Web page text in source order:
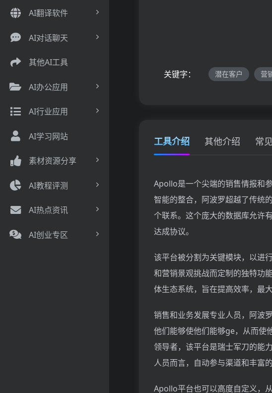
AI翻译软件
AI对话聊天
其他AI工具
AI办公应用
AI行业应用
AI学习网站
素材资源分享
AI教程评测
AI热点资讯
AI创业专区
关键字： 潜在客户 营
工具介绍 其他介绍 常
Apollo是一个尖端的销售情报和
智能的整合，阿波罗超越了传统
个联系。这个庞大的数据库允许
达成协议。
该平台被分割为关键模块，以进
和营销景观挑战而定制的独特功
体生态系统，旨在提高效率，最
销售和业务发展专业人员，阿波
他们能够使他们能够ge，从而使
领导者，该平台是瑞士军刀的能
人员而言，自动参与渠道和丰富
Apollo平台也可以高度自定义，